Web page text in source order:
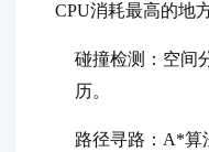
CPU消耗最高的地
碰撞检测：空间
历。
路径寻路：A*算